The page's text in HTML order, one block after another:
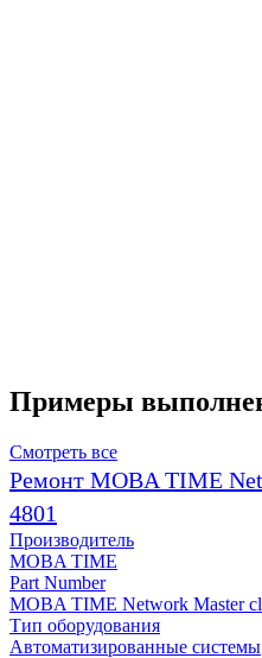
Примеры
Смотреть все
Ремонт MOBA TIME
4801
Производитель
MOBA TIME
Part Number
MOBA TIME Network Master
Тип оборудования
Автоматизированные системы